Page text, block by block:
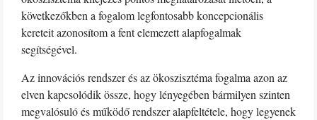
következőkben a fogalom legfontosabb koncepcionális
kereteit azonosítom a fent elemezett alapfogalmak
segítségével.
Az innovációs rendszer és az ökoszisztéma fogalma azon az
elven kapcsolódik össze, hogy lényegében bármilyen szinten
megvalósuló és működő rendszer alapfeltétele, hogy legyenek